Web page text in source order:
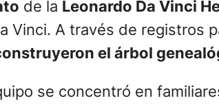
de la Leonardo Da Vinci
Vinci. A través de registros
el árbol
se concentró en